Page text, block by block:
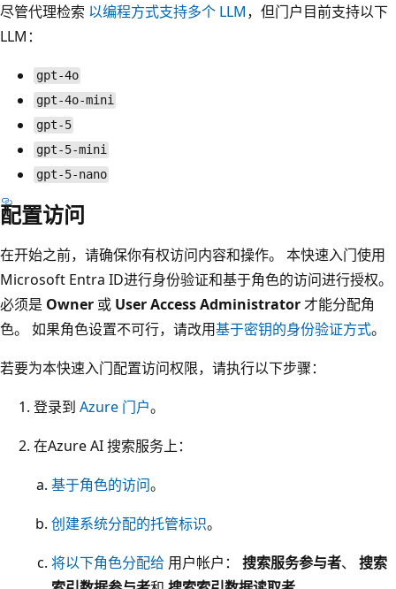
尽管代理检索 以编程方式支持多个 LLM，但门户目前支持以下
LLM：
gpt-4o
gpt-4o-mini
gpt-5
gpt-5-mini
gpt-5-nano
配置访问
在开始之前，请确保你有权访问内容和操作。 本快速入门使用
Microsoft Entra ID进行身份验证和基于角色的访问进行授权。
必须是 Owner 或 User Access Administrator才能分配角
色。 如果角色设置不可行，请改用基于密钥的身份验证方式。
若要为本快速入门配置访问权限，请执行以下步骤：
登录到 Azure 门户。
在Azure AI 搜索服务上：
基于角色的访问。
创建系统分配的托管标识。
将以下角色分配给 用户帐户： 搜索服务参与者、 搜索